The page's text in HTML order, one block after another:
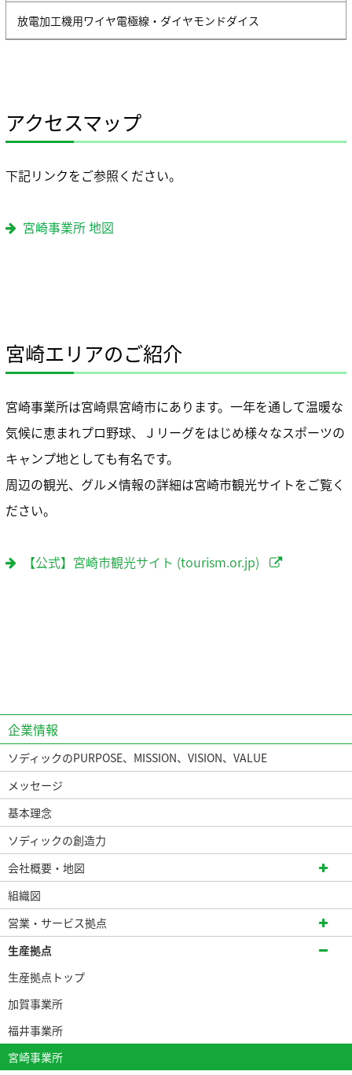
放電加工機用ワイヤ電極線・ダイヤモンドダイス
アクセスマップ
下記リンクをご参照ください。
宮崎事業所 地図
宮崎エリアのご紹介
宮崎事業所は宮崎県宮崎市にあります。一年を通して温暖な
気候に恵まれプロ野球、Ｊリーグをはじめ様々なスポーツの
キャンプ地としても有名です。
周辺の観光、グルメ情報の詳細は宮崎市観光サイトをご覧く
ださい。
【公式】宮崎市観光サイト (tourism.or.jp)
企業情報
ソディックのPURPOSE、MISSION、VISION、VALUE
メッセージ
基本理念
ソディックの創造力
会社概要・地図
組織図
営業・サービス拠点
生産拠点
生産拠点トップ
加賀事業所
福井事業所
宮崎事業所